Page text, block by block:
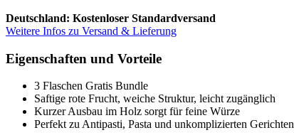
Deutschland: Kostenloser Standardversand
Weitere Infos zu Versand & Lieferung
Eigenschaften und Vorteile
3 Flaschen Gratis Bundle
Saftige rote Frucht, weiche Struktur, leicht zugänglich
Kurzer Ausbau im Holz sorgt für feine Würze
Perfekt zu Antipasti, Pasta und unkomplizierten Gerichten